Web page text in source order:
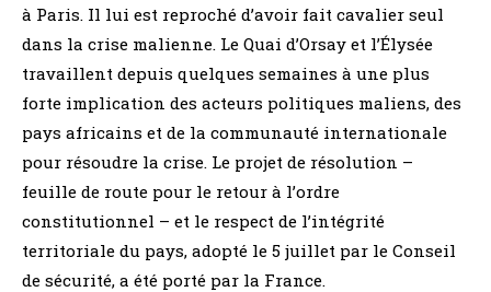
à Paris. Il lui est reproché d’avoir fait cavalier seul
dans la crise malienne. Le Quai d’Orsay et l’Élysée
travaillent depuis quelques semaines à une plus
forte implication des acteurs politiques maliens, des
pays africains et de la communauté internationale
pour résoudre la crise. Le projet de résolution –
feuille de route pour le retour à l’ordre
constitutionnel – et le respect de l’intégrité
territoriale du pays, adopté le 5 juillet par le Conseil
de sécurité, a été porté par la France.